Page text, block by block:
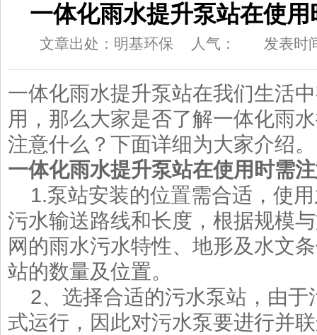
一体化雨水提升泵站在使
文章出处：明基环保 人气： 发表时
一体化雨水提升泵站在我们生活
用，那么大家是否了解一体化雨
注意什么？下面详细为大家介绍。
一体化雨水提升泵站在使用时需
1.泵站安装的位置需合适，使
污水输送路线和长度，根据规模
网的雨水污水特性、地形及水文
站的数量及位置。
2、选择合适的污水泵站，由于
式运行，因此对污水泵要进行并